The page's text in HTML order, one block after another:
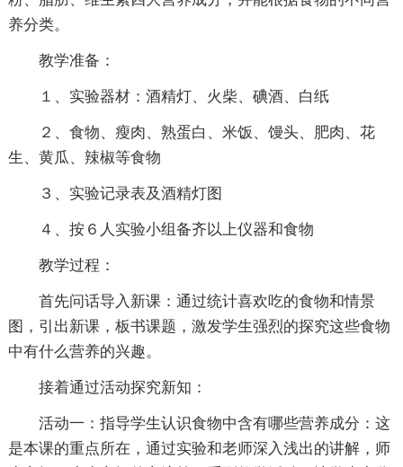
养分类。
教学准备：
１、实验器材：酒精灯、火柴、碘酒、白纸
２、食物、瘦肉、熟蛋白、米饭、馒头、肥肉、花
生、黄瓜、辣椒等食物
３、实验记录表及酒精灯图
４、按６人实验小组备齐以上仪器和食物
教学过程：
首先问话导入新课：通过统计喜欢吃的食物和情景
图，引出新课，板书课题，激发学生强烈的探究这些食物
中有什么营养的兴趣。
接着通过活动探究新知：
活动一：指导学生认识食物中含有哪些营养成分：这
是本课的重点所在，通过实验和老师深入浅出的讲解，师